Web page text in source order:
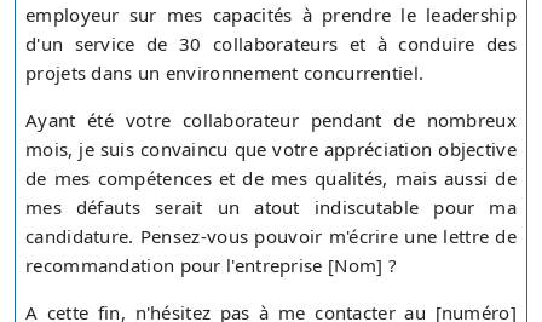
employeur sur mes capacités à prendre le leadership
d'un service de 30 collaborateurs et à conduire des
projets dans un environnement concurrentiel.
Ayant été votre collaborateur pendant de nombreux
mois, je suis convaincu que votre appréciation objective
de mes compétences et de mes qualités, mais aussi de
mes défauts serait un atout indiscutable pour ma
candidature. Pensez-vous pouvoir m'écrire une lettre de
recommandation pour l'entreprise [Nom] ?
A cette fin, n'hésitez pas à me contacter au [numéro]